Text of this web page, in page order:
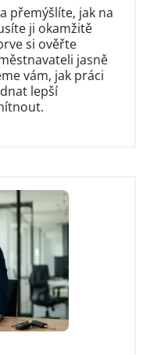
přemýšlíte, jak na
ji okamžitě
si ověřte
jasně
vám, jak práci
lepší